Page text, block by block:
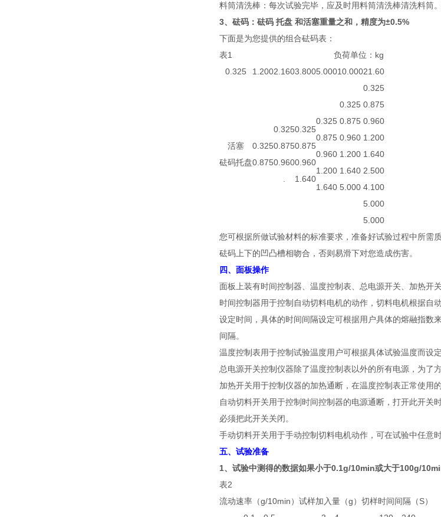
料筒清洗棒：每次试验完毕，应及时用料筒清洗棒清洗料筒
3、砝码：砝码 托盘 和活塞重量之和，精度为±0.5%
下面是为您提供的组合砝码表：
表1 负荷单位：kg
0.325
1.2002.1603.8005.00010.00021.60
活塞
砝码托盘
0.325
0.875
0.325
0.875
0.960
0.325
0.875
0.960
1.640
0.325
0.875
0.960
1.200
1.640
0.325
0.875
0.960
1.200
1.640
5.000
0.325
0.875
0.960
1.200
1.640
2.500
4.100
5.000
5.000
您可根据所做试验材料的标准要求，准备好试验过程中所需
砝码上下的凹凸槽相吻合，否则易滑下对您造成伤害。
四、面板操作
面板上装有时间控制器、温度控制表、总电源开关、加热开
时间控制器用于控制自动切料电机的动作，切料电机根据
设定时间，具体的时间间隔设定可根据用户具体的熔融指数
间隔。
温度控制表用于控制试验温度用户可根据具体试验温度而设
总电源开关控制仪器除了温度控制表以外的所有电源，为了
加热开关用于控制仪器的加热通断，在温度控制表正常使用
自动切料开关用于控制时间控制器的电源通断，打开此开
必须把此开关关闭。
手动切料开关用于手动控制切料电机动作，可在试验中任意
五、试验准备
1、试验中测得的数据如果小于0.1g/10min或大于100g/
表2
流动速率（g/10min） 试样加入量（g） 切样时间间隔（S）